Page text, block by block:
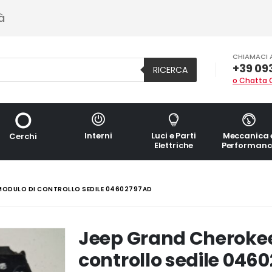
RICERCA
CHIAMACI
+39
o Chatta
Cerchi Interni
Luci e Parti
Elettriche
Meccanica
DI CONTROLLO SEDILE 04602797AD
Jeep Grand
controllo sedile